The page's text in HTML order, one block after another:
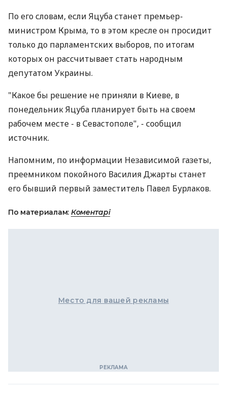
По его словам, если Яцуба станет премьер-
министром Крыма, то в этом кресле он просидит
только до парламентских выборов, по итогам
которых он рассчитывает стать народным
депутатом Украины.
"Какое бы решение не приняли в Киеве, в
понедельник Яцуба планирует быть на своем
рабочем месте - в Севастополе", - сообщил
источник.
Напомним, по информации Независимой газеты,
преемником покойного Василия Джарты станет
его бывший первый заместитель Павел Бурлаков.
По материалам: Коментарі
Место для вашей рекламы